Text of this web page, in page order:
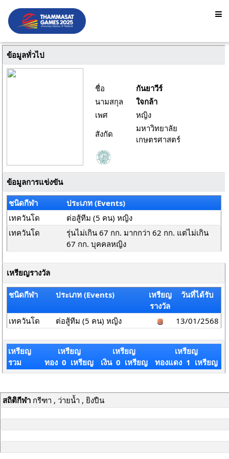
ข้อมูลทั่วไป
ชื่อ
กันยาวีร์
นามสกุล
ใจกล้า
เพศ
หญิง
สังกัด
มหาวิทยาลัย
เกษตรศาสตร์
ข้อมูลการแข่งขัน
ชนิดกีฬา
ประเภท (Events)
เทควันโด
ต่อสู้ทีม (5 คน) หญิง
เทควันโด
รุ่นไม่เกิน 67 กก. มากกว่า 62 กก. แต่ไม่เกิน
67 กก. บุคคลหญิง
เหรียญรางวัล
ชนิดกีฬา ประเภท (Events)
เหรียญ
รางวัล
วันที่ได้รับ
เทควันโด ต่อสู้ทีม (5 คน) หญิง 13/01/2568
เหรียญ
รวม
เหรียญ
ทอง 0 เหรียญ
เหรียญ
เงิน 0 เหรียญ
เหรียญ
ทองแดง 1 เหรียญ
สถิติกีฬากรีฑา , ว่ายน้ำ , ยิงปืน